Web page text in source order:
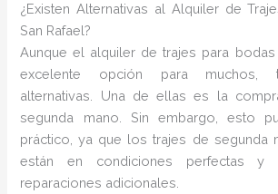
¿Existen Alternativas al Alquiler de
San Rafael?
Aunque el alquiler de trajes para bodas
excelente opción para muchos,
alternativas. Una de ellas es la
segunda mano. Sin embargo, esto
práctico, ya que los trajes de segunda
están en condiciones perfectas y
reparaciones adicionales.